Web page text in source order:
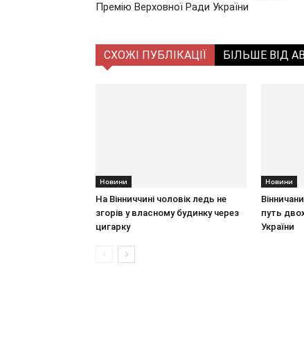
Премію Верховної Ради України
СХОЖІ ПУБЛІКАЦІЇ БІЛЬШЕ ВІД
Новини
На Вінниччині чоловік ледь не
згорів у власному будинку через
цигарку
Новини
путь
України